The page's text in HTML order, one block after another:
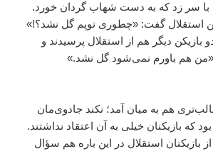
را با سر زد که به دست شهاب گردان خورد.
استقلال گفت: «چطوری توپم گل نشد؟!»
بازیکن دیگر هم از استقلال پرسیدند و
هم باورم نمی‌شود گل نشد.»
هم به میان آمد‌؛ نکند جادوی‌مان
که بازیکنان خیلی به آن اعتقاد نداشتند.
بازیکنان استقلال در این باره هم سؤال